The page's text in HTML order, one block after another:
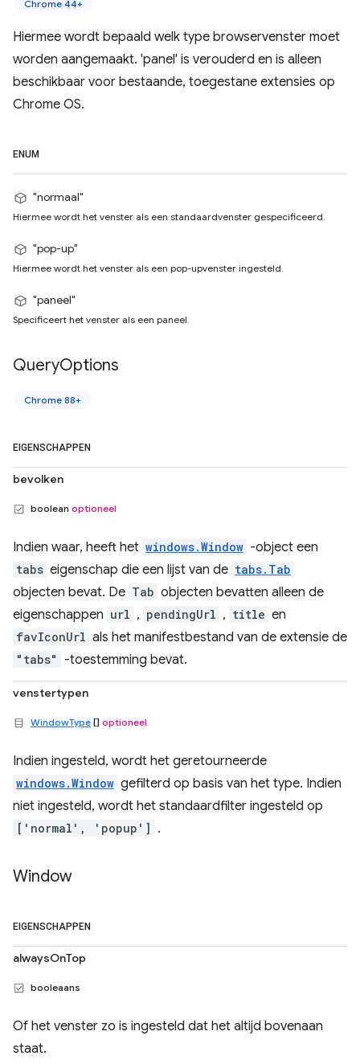
Chrome 44+
Hiermee wordt bepaald welk type browservenster moet
worden aangemaakt. 'panel' is verouderd en is alleen
beschikbaar voor bestaande, toegestane extensies op
Chrome OS.
ENUM
"normaal"
Hiermee wordt het venster als een standaardvenster gespecificeerd.
"pop-up"
Hiermee wordt het venster als een pop-upvenster ingesteld.
"paneel"
Specificeert het venster als een paneel.
QueryOptions
Chrome 88+
EIGENSCHAPPEN
bevolken
boolean optioneel
Indien waar, heeft het windows.Window -object een
tabs eigenschap die een lijst van de tabs.Tab
objecten bevat. De Tab objecten bevatten alleen de
eigenschappen url , pendingUrl , title en
favIconUrl als het manifestbestand van de extensie de
"tabs" -toestemming bevat.
venstertypen
WindowType [] optioneel
Indien ingesteld, wordt het geretourneerde
windows.Window gefilterd op basis van het type. Indien
niet ingesteld, wordt het standaardfilter ingesteld op
['normal', 'popup'] .
Window
EIGENSCHAPPEN
alwaysOnTop
booleaans
Of het venster zo is ingesteld dat het altijd bovenaan
staat.